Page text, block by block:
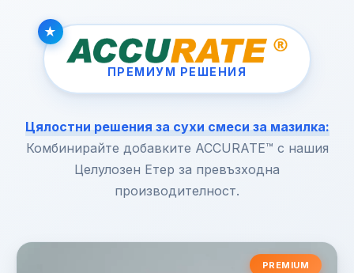
ПРЕМИУМ РЕШЕНИЯ
Цялостни решения за сухи смеси за мазилка:
Комбинирайте добавките ACCURATE™ с нашия
Целулозен Етер за превъзходна
производителност.
PREMIUM